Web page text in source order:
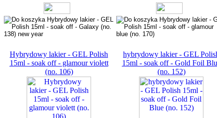
Hybrydowy lakier - GEL Polish
15ml - soak off - glamour violett
(no. 106)
hybrydowy lakier - GEL
15ml - soak off - Gold Foil
(no. 152)